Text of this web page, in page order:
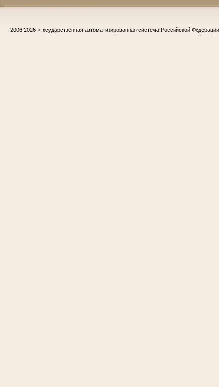
2006-2026 «Государственная автоматизированная система Российской